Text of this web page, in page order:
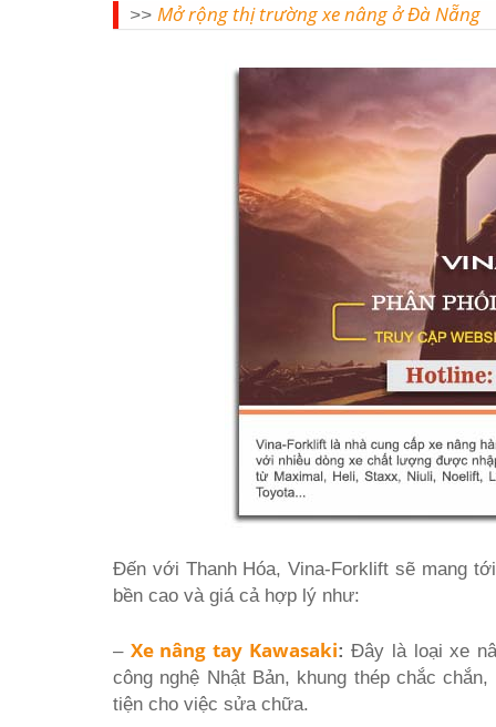
>> Mở rộng thị trường xe nâng ở Đà Nẵng
Đến với Thanh Hóa, Vina-Forklift sẽ mang
bền cao và giá cả hợp lý như:
– Xe nâng tay Kawasaki: Đây là loại xe
công nghệ Nhật Bản, khung thép chắc
tiện cho việc sửa chữa.